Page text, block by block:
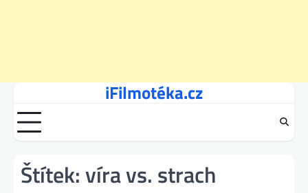
content
iFilmotéka.cz
Štítek:víra vs. strach